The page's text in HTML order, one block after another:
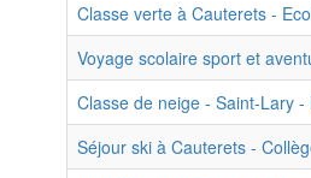
Classe verte à Cauterets -
Voyage scolaire sport et
Classe de neige - Saint-Lary -
Séjour ski à Cauterets -